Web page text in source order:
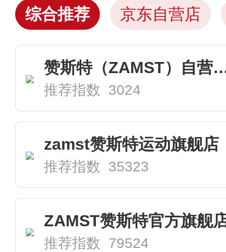
综合推荐 京东自营店
赞斯特（ZAMST
推荐指数 3024
zamst赞斯特运动旗舰店
推荐指数 35323
ZAMST赞斯特官方旗舰
推荐指数 79524